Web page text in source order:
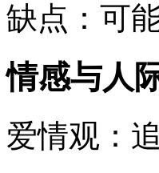
缺点：可
情感与人
爱情观：